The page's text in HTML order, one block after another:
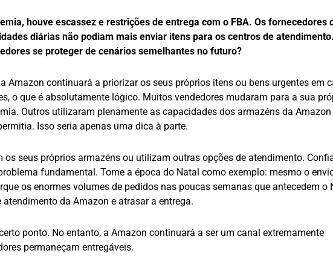
houve escassez e restrições de entrega com o FBA. Os fornecedores
diárias não podiam mais enviar itens para os centros de
se proteger de cenários semelhantes no futuro?
Amazon continuará a priorizar os seus próprios itens ou bens urgentes em
o que é absolutamente lógico. Muitos vendedores mudaram para a sua
Outros utilizaram plenamente as capacidades dos armazéns da Amazon
Isso seria apenas uma dica à parte.
os seus próprios armazéns ou utilizam outras opções de atendimento.
fundamental. Tome a época do Natal como exemplo: mesmo o
os enormes volumes de pedidos nas poucas semanas que antecedem o
da Amazon e atrasar a entrega.
ponto. No entanto, a Amazon continuará a ser um canal extremamente
permaneçam entregáveis.